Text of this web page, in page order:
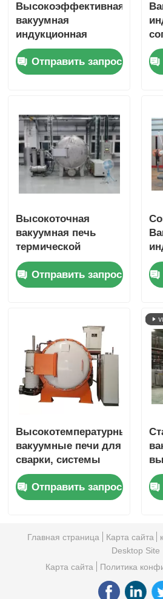
Высокоэффективная
вакуумная
индукционная
плавильная печь
для плавки меди /
алюминия
Отправить запрос
Высокоточная
вакуумная печь
термической
обработки
Отправить запрос
Высокотемпературные
вакуумные печи для
сварки, системы
вакуумных печей
для твердых
сплавов
Отправить запрос
Главная страница Карта сайта
Desktop Site
Карта сайта
Политика